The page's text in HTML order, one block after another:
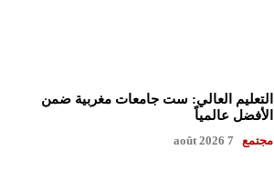
التعليم العالي: ست جامعات مغربية ضمن
الأفضل عالمياً
مجتمع 7 août 2026